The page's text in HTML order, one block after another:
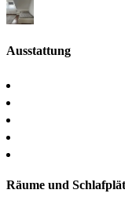
Ausstattung
Räume und